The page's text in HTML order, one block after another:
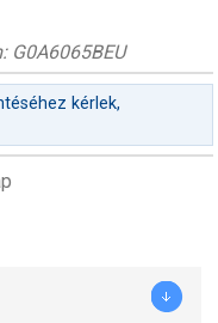
G0A6065BEU
kérlek,